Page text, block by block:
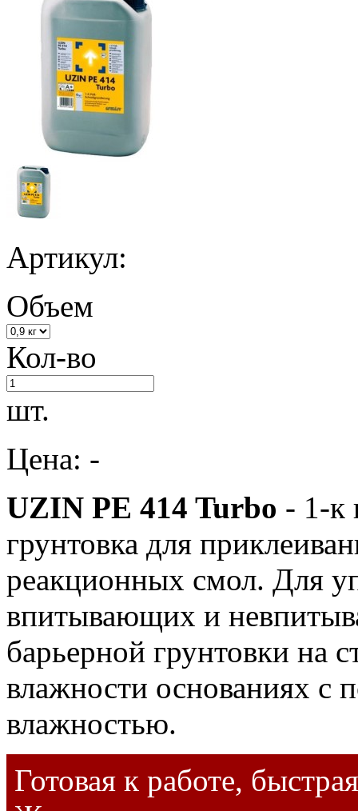
Артикул:
Объем
Кол-во
шт.
Цена: -
UZIN PE 414 Turbo - 1-к
грунтовка для
реакционных смол. Для
впитывающих и
барьерной грунтовки на
влажности основаниях с
влажностью.
Готовая к работе,